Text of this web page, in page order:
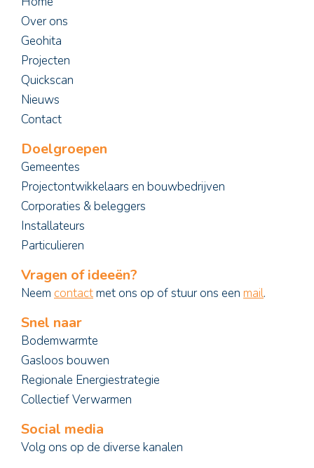
Over ons
Geohita
Projecten
Quickscan
Nieuws
Contact
Doelgroepen
Gemeentes
Projectontwikkelaars en bouwbedrijven
Corporaties & beleggers
Installateurs
Particulieren
Vragen of ideeën?
Neem contactmet ons op of stuur ons een mail.
Snel naar
Bodemwarmte
Gasloos bouwen
Regionale Energiestrategie
Collectief Verwarmen
Social media
Volg ons op de diverse kanalen